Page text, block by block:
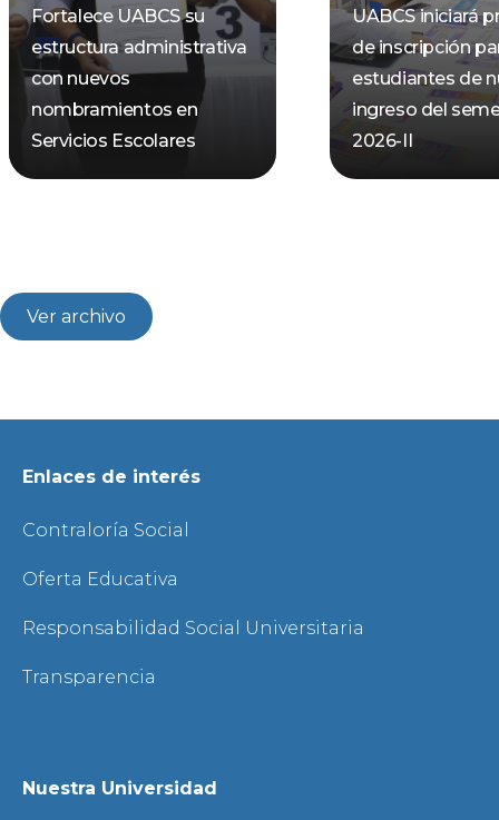
Fortalece UABCS su
estructura administrativa
con nuevos
nombramientos en
Servicios Escolares
UABCS iniciará
de inscripción
estudiantes de
ingreso del
2026-II
Ver archivo
Enlaces de interés
Contraloría Social
Oferta Educativa
Responsabilidad Social Universitaria
Transparencia
Nuestra Universidad